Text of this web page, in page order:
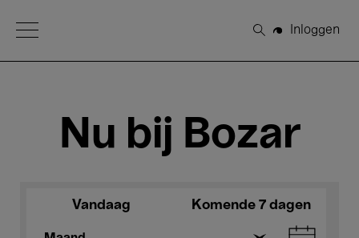
Open Menu
Zoeken
Inloggen
Nu bij Bozar
Vandaag Komende 7 dagen